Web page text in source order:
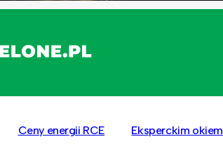
Ceny energii RCE Eksperckim okiem